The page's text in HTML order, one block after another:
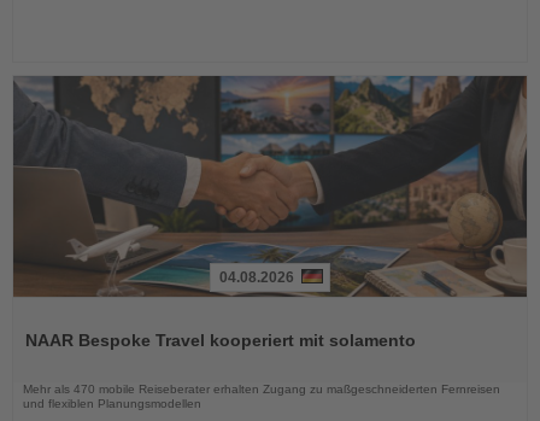
die
04.08.2026
NAAR Bespoke Travel kooperiert mit solamento
Mehr als 470 mobile Reiseberater erhalten Zugang zu maßgeschneiderten Fernreisen
und flexiblen Planungsmodellen